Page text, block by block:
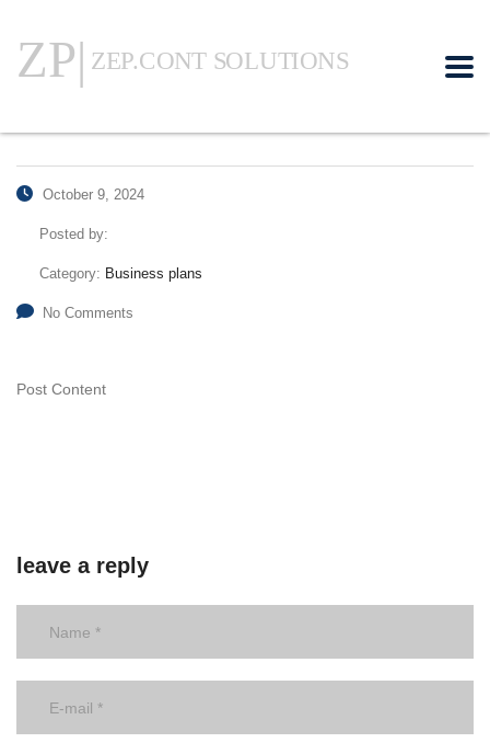
October 9, 2024
Posted by:
Category: Business plans
No Comments
Post Content
leave a reply